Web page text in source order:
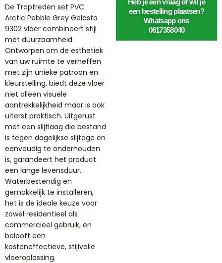
De Traptreden set PVC
Arctic Pebble Grey Gelasta
9302 vloer combineert stijl
met duurzaamheid.
Ontworpen om de esthetiek
van uw ruimte te verheffen
met zijn unieke patroon en
kleurstelling, biedt deze vloer
niet alleen visuele
aantrekkelijkheid maar is ook
uiterst praktisch. Uitgerust
met een slijtlaag die bestand
is tegen dagelijkse slijtage en
eenvoudig te onderhouden
is, garandeert het product
een lange levensduur.
Waterbestendig en
gemakkelijk te installeren,
het is de ideale keuze voor
zowel residentieel als
commercieel gebruik, en
belooft een
kosteneffectieve, stijlvolle
vloeroplossing.
een bestelling plaatsen?
Whatsapp ons
0617358040